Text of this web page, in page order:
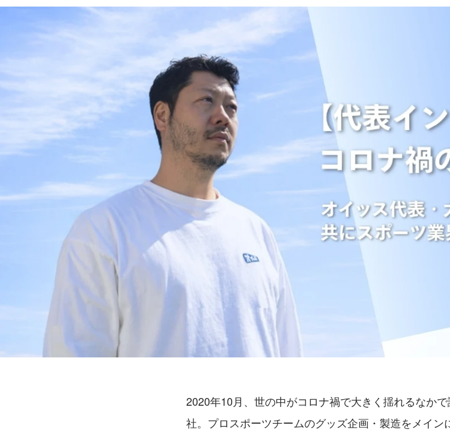
2020年10月、世の中がコロナ禍で大きく揺れるなか
社。プロスポーツチームのグッズ企画・製造をメイ
佐野 礼奈